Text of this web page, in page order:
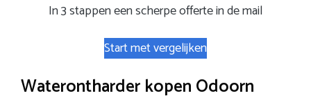
In 3 stappen een scherpe offerte in de mail
Start met vergelijken
Waterontharder kopen Odoorn